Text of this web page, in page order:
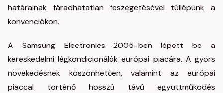
határainak fáradhatatlan feszegetésével túllépünk a
konvenciókon.
A Samsung Electronics 2005-ben lépett be a
kereskedelmi légkondicionálók európai piacára. A gyors
növekedésnek köszönhetően, valamint az európai
piaccal történő hosszú távú együttműködés